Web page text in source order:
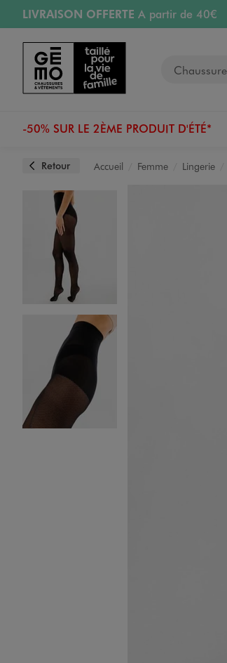
Aller au contenu principal
Aller à la navigation
LIVRAISON OFFERTE A partir de 40€
RETRAIT ET LIVRAISON OFFERTE
RÉSERVATION GRATUITE
4h en
Retours OFFERTSpendant 30 jours
-50% SUR LE 2ÈME PRODUIT D'ÉTÉ*
Retour Accueil Femme Lingerie
Image 2 sur 2